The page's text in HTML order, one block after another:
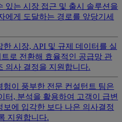
있는 시장 접근 및 출시 솔루션을
에게 도달하는 경로를 앞당기세
한 시장, API 및 규제 데이터를 실
로 전환해 효율적인 공급망 관
의사 결정을 지원합니다.
험이 풍부한 전문 컨설턴트 팀은
터, 분석을 활용하여 고객이 급변
보에 입각한 보다 나은 의사결정
지원합니다.